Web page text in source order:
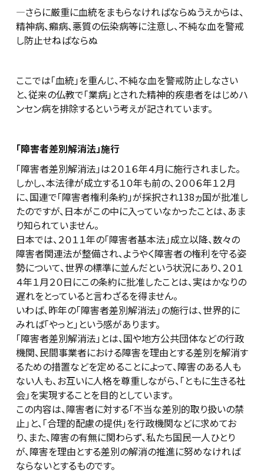
―さらに厳重に血統をまもらなければならぬうえからは、
精神病、癩病、悪質の伝染病等に注意し、不純な血を警戒
し防止せねばならぬ
ここでは「血統」を重んじ、不純な血を警戒防止しなさい
と、従来の仏教で「業病」とされた精神的疾患者をはじめハ
ンセン病を排除するという考えが記されています。
「障害者差別解消法」施行
「障害者差別解消法」は２０１６年４月に施行されました。
しかし、本法律が成立する１０年も前の、２００６年１２月
に、国連で「障害者権利条約」が採択され138ヵ国が批准し
たのですが、日本がこの中に入っていなかったことは、あま
り知られていません。
日本では、２０１１年の「障害者基本法」成立以降、数々の
障害者関連法が整備され、ようやく障害者の権利を守る姿
勢について、世界の標準に並んだという状況にあり、２０１
４年１月２０日にこの条約に批准したことは、実はかなりの
遅れをとっていると言わざるを得ません。
いわば、昨年の「障害者差別解消法」の施行は、世界的に
みれば「やっと」という感があります。
「障害者差別解消法」とは、国や地方公共団体などの行政
機関、民間事業者における障害を理由とする差別を解消す
るための措置などを定めることによって、障害のある人も
ない人も、お互いに人格を尊重しながら、「ともに生きる社
会」を実現することを目的としています。
この内容は、障害者に対する「不当な差別的取り扱いの禁
止」と、「合理的配慮の提供」を行政機関などに求めてお
り、また、障害の有無に関わらず、私たち国民一人ひとり
が、障害を理由とする差別の解消の推進に努めなければ
ならないとするものです。